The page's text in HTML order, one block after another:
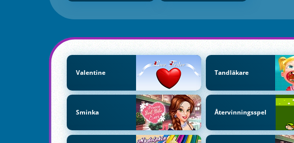
Valentine Tandläkare
Sminka Återvinningsspel